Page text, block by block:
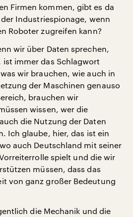
Firmen kommen, gibt es da
Industriespionage, wenn
Roboter zugreifen kann?
wir über Daten sprechen,
immer das Schlagwort
wir brauchen, wie auch in
der Maschinen genauso
brauchen wir
wissen, wer die
die Nutzung der Daten
Ich glaube, hier, das ist ein
auch Deutschland mit seiner
spielt und die wir
müssen, dass das
von ganz großer Bedeutung
die Mechanik und die